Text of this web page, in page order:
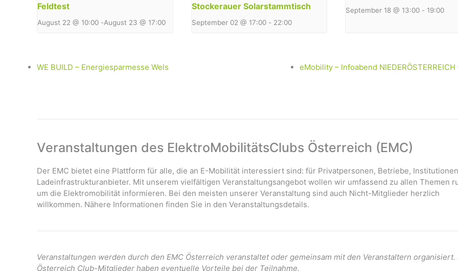
Feldtest
August 22 @ 10:00 -August 23 @ 17:00
Stockerauer Solarstammtisch
September 02 @ 17:00 - 22:00
September 18 @ 13:00 - 19:00
WE BUILD – Energiesparmesse Wels eMobility – Infoabend NIEDERÖSTERREICH
Veranstaltungen des ElektroMobilitätsClubs Österreich (EMC)
Der EMC bietet eine Plattform für alle, die an E-Mobilität interessiert sind: für Privatpersonen, Betriebe,
Ladeinfrastrukturanbieter. Mit unserem vielfältigen Veranstaltungsangebot wollen wir umfassend zu allen Themen
um die Elektromobilität informieren. Bei den meisten unserer Veranstaltung sind auch Nicht-Mitglieder herzlich
willkommen. Nähere Informationen finden Sie in den Veranstaltungsdetails.
Veranstaltungen werden durch den EMC Österreich veranstaltet oder gemeinsam mit den Veranstaltern organisiert.
Österreich Club-Mitglieder haben eventuelle Vorteile bei der Teilnahme.